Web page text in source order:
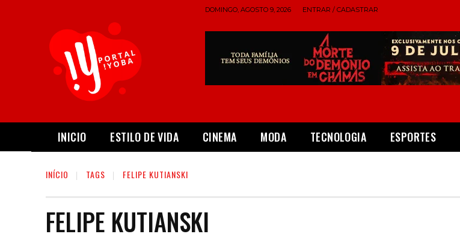
DOMINGO, AGOSTO 9, 2026 ENTRAR / CADASTRAR
INICIO ESTILO DE VIDA CINEMA MODA TECNOLOGIA ESPORTES
INÍCIO TAGS FELIPE KUTIANSKI
FELIPE KUTIANSKI